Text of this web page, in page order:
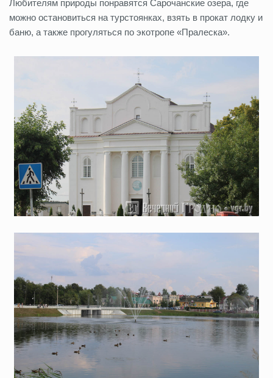
Любителям природы понравятся Сарочанские озера, где
можно остановиться на турстоянках, взять в прокат лодку и
баню, а также прогуляться по экотропе «Пралеска».